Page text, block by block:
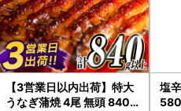
【3営業日以内出荷】特大
うなぎ蒲焼 4尾 無頭 840g
塩